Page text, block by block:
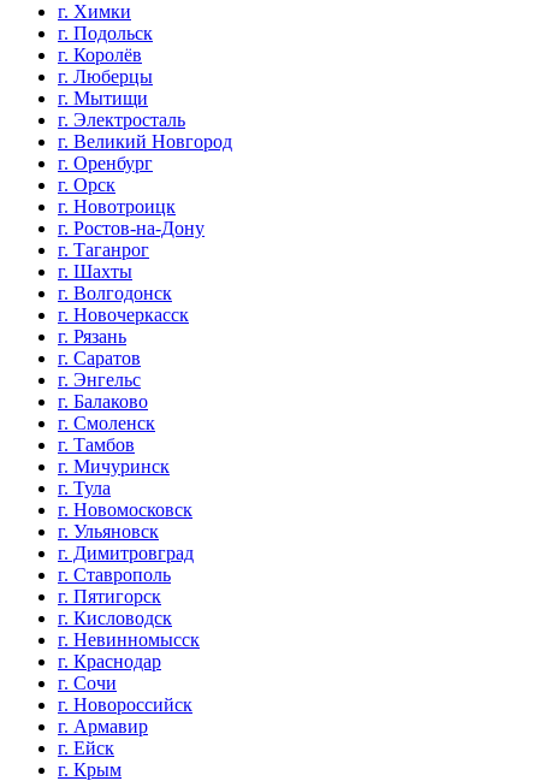
г. Химки
г. Подольск
г. Королёв
г. Люберцы
г. Мытищи
г. Электросталь
г. Великий Новгород
г. Оренбург
г. Орск
г. Новотроицк
г. Ростов-на-Дону
г. Таганрог
г. Шахты
г. Волгодонск
г. Новочеркасск
г. Рязань
г. Саратов
г. Энгельс
г. Балаково
г. Смоленск
г. Тамбов
г. Мичуринск
г. Тула
г. Новомосковск
г. Ульяновск
г. Димитровград
г. Ставрополь
г. Пятигорск
г. Кисловодск
г. Невинномысск
г. Краснодар
г. Сочи
г. Новороссийск
г. Армавир
г. Ейск
г. Крым